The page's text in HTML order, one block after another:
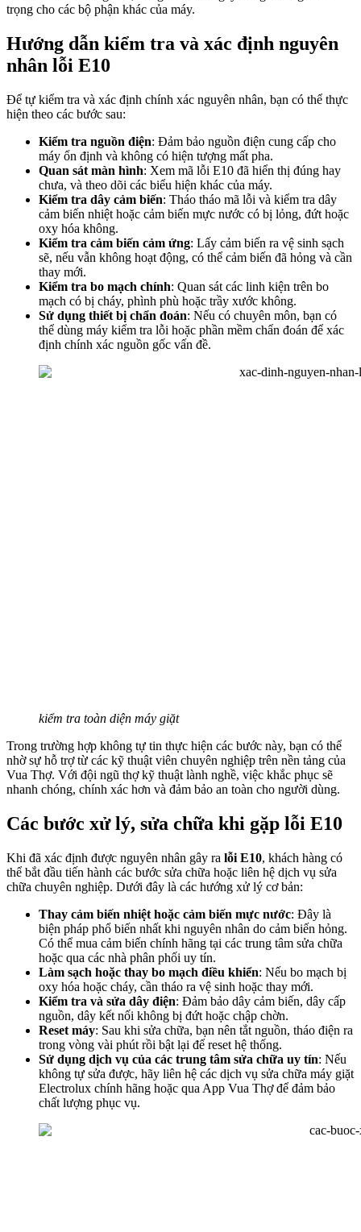
trọng cho các bộ phận khác của máy.
Hướng dẫn kiểm tra và xác định nguyên
nhân lỗi E10
Để tự kiểm tra và xác định chính xác nguyên nhân, bạn có thể thực
hiện theo các bước sau:
Kiểm tra nguồn điện: Đảm bảo nguồn điện cung cấp cho
máy ổn định và không có hiện tượng mất pha.
Quan sát màn hình: Xem mã lỗi E10 đã hiển thị đúng hay
chưa, và theo dõi các biểu hiện khác của máy.
Kiểm tra dây cảm biến: Tháo tháo mã lỗi và kiểm tra dây
cảm biến nhiệt hoặc cảm biến mực nước có bị lỏng, đứt hoặc
oxy hóa không.
Kiểm tra cảm biến cảm ứng: Lấy cảm biến ra vệ sinh sạch
sẽ, nếu vẫn không hoạt động, có thể cảm biến đã hỏng và cần
thay mới.
Kiểm tra bo mạch chính: Quan sát các linh kiện trên bo
mạch có bị cháy, phình phù hoặc trầy xước không.
Sử dụng thiết bị chẩn đoán: Nếu có chuyên môn, bạn có
thể dùng máy kiểm tra lỗi hoặc phần mềm chẩn đoán để xác
định chính xác nguồn gốc vấn đề.
kiểm tra toàn diện máy giặt
Trong trường hợp không tự tin thực hiện các bước này, bạn có thể
nhờ sự hỗ trợ từ các kỹ thuật viên chuyên nghiệp trên nền tảng của
Vua Thợ. Với đội ngũ thợ kỹ thuật lành nghề, việc khắc phục sẽ
nhanh chóng, chính xác hơn và đảm bảo an toàn cho người dùng.
Các bước xử lý, sửa chữa khi gặp lỗi E10
Khi đã xác định được nguyên nhân gây ra lỗi E10, khách hàng có
thể bắt đầu tiến hành các bước sửa chữa hoặc liên hệ dịch vụ sửa
chữa chuyên nghiệp. Dưới đây là các hướng xử lý cơ bản:
Thay cảm biến nhiệt hoặc cảm biến mực nước: Đây là
biện pháp phổ biến nhất khi nguyên nhân do cảm biến hỏng.
Có thể mua cảm biến chính hãng tại các trung tâm sửa chữa
hoặc qua các nhà phân phối uy tín.
Làm sạch hoặc thay bo mạch điều khiển: Nếu bo mạch bị
oxy hóa hoặc cháy, cần tháo ra vệ sinh hoặc thay mới.
Kiểm tra và sửa dây điện: Đảm bảo dây cảm biến, dây cấp
nguồn, dây kết nối không bị đứt hoặc chập chờn.
Reset máy: Sau khi sửa chữa, bạn nên tắt nguồn, tháo điện ra
trong vòng vài phút rồi bật lại để reset hệ thống.
Sử dụng dịch vụ của các trung tâm sửa chữa uy tín: Nếu
không tự sửa được, hãy liên hệ các dịch vụ sửa chữa máy giặt
Electrolux chính hãng hoặc qua App Vua Thợ để đảm bảo
chất lượng phục vụ.